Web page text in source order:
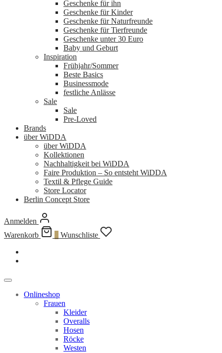
Geschenke für ihn
Geschenke für Kinder
Geschenke für Naturfreunde
Geschenke für Tierfreunde
Geschenke unter 30 Euro
Baby und Geburt
Inspiration
Frühjahr/Sommer
Beste Basics
Businessmode
festliche Anlässe
Sale
Sale
Pre-Loved
Brands
über WiDDA
über WiDDA
Kollektionen
Nachhaltigkeit bei WiDDA
Faire Produktion – So entsteht WiDDA
Textil & Pflege Guide
Store Locator
Berlin Concept Store
Anmelden
Warenkorb
Wunschliste
Onlineshop
Frauen
Kleider
Overalls
Hosen
Röcke
Westen